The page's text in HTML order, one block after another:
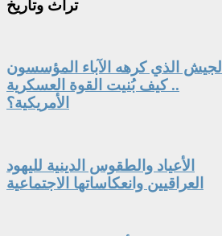
تراث وتاريخ
الجيش الذي كرهه الآباء المؤسسون
.. كيف بُنيت القوة العسكرية
الأمريكية؟
الأعياد والطقوس الدينية لليهود
العراقيين وانعكاساتها الاجتماعية